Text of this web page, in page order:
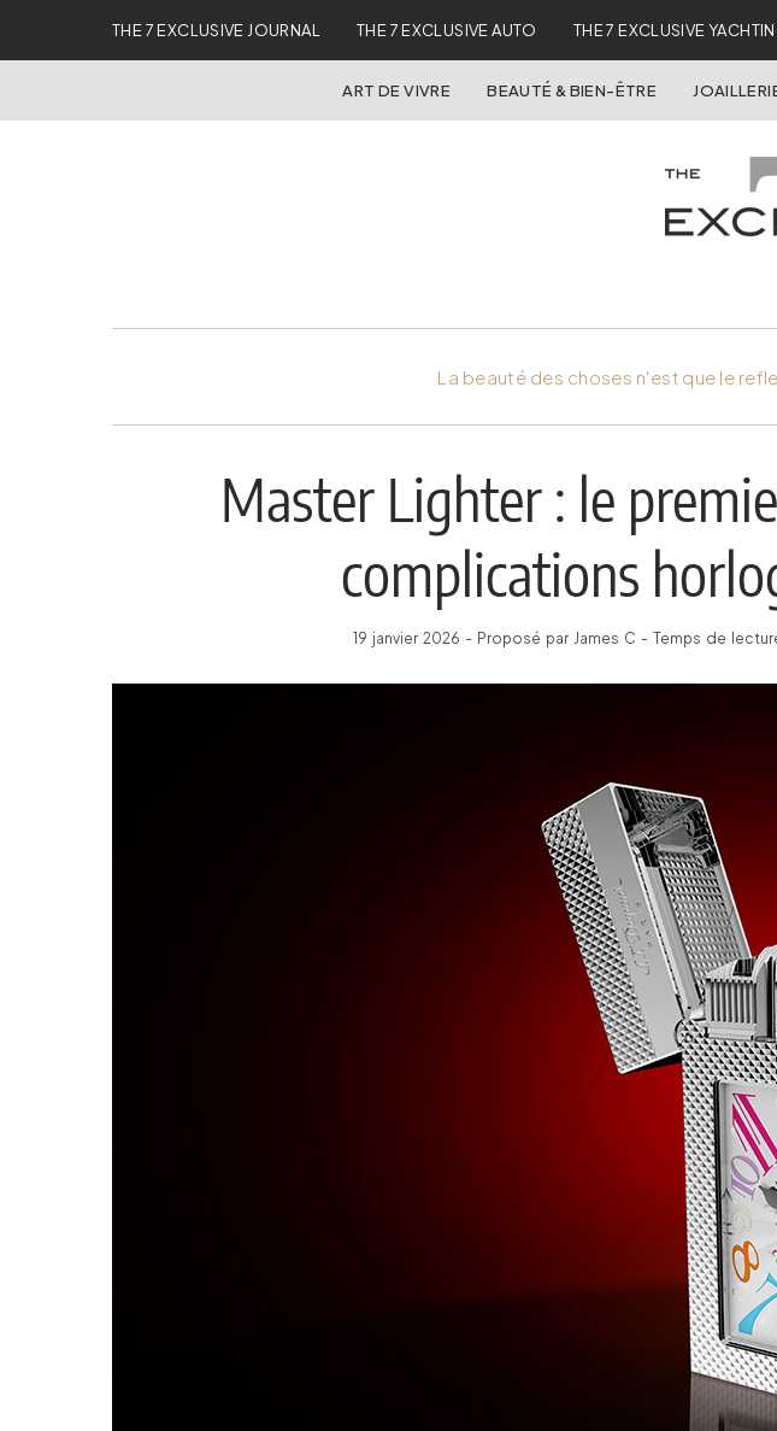
THE 7 EXCLUSIVE JOURNAL THE 7 EXCLUSIVE AUTO THE 7 EXCLUSIVE
ART DE VIVRE BEAUTÉ & BIEN-ÊTRE
La beauté des choses n'est que le
Master Lighter : le
complications
19 janvier 2026 - Proposé par James C - Temps de